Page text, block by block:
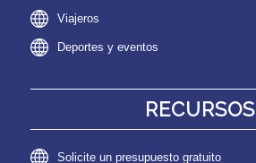
Viajeros
Deportes y eventos
RECURSOS
Solicite un presupuesto gratuito